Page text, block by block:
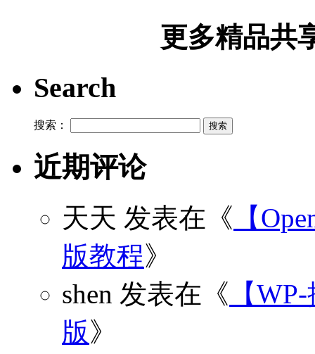
更多精品共
Search
搜索：
近期评论
天天 发表在《 【
版教程》
shen 发表在《 【
版》